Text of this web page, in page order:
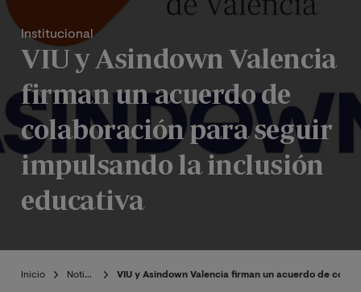
Institucional
VIU y Asindown Valencia
firman un acuerdo de
colaboración para seguir
impulsando la inclusión
educativa
Inicio Noticias VIU y Asindown Valencia firman un acuerdo de